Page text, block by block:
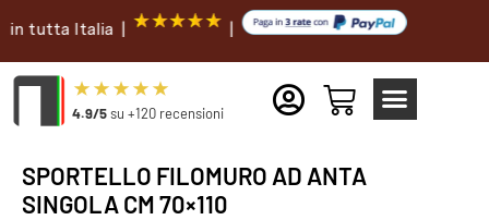
Italia | |
4.9/5su +120 recensioni
SPORTELLO FILOMURO AD ANTA
SINGOLA CM 70×110